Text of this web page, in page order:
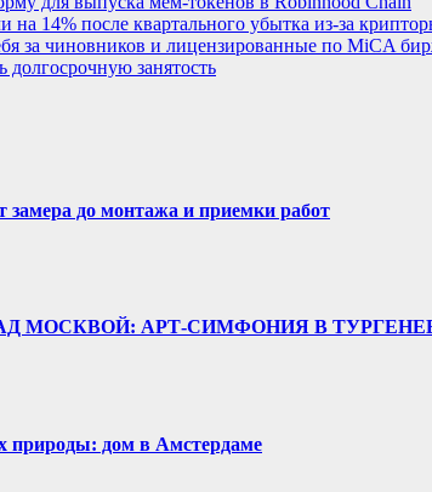
14% после квартального убытка из-за
за чиновников и лицензированные по MiCA
занятость
замера до монтажа и приемки работ
МОСКВОЙ: АРТ-СИМФОНИЯ В
природы: дом в Амстердаме